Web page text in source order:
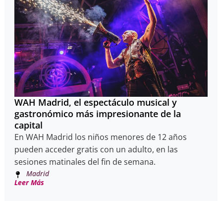
WAH Madrid, el espectáculo musical y
gastronómico más impresionante de la
capital
En WAH Madrid los niños menores de 12 años
pueden acceder gratis con un adulto, en las
sesiones matinales del fin de semana.
Madrid
Leer Más